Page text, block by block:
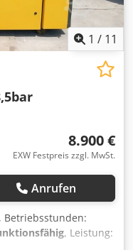
1 / 11
8.900 €
EXW Festpreis zzgl. MwSt.
Anrufen
, Betriebsstunden:
, Leistung: